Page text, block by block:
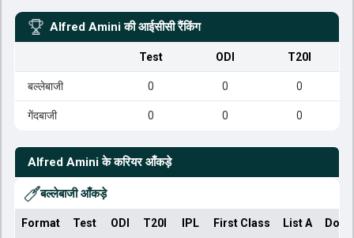
Alfred Amini की आईसीसी रैंकिंग
Test ODI T20I
बल्लेबाजी 0 0 0
गेंदबाजी 0 0 0
Alfred Amini के करियर आँकड़े
बल्लेबाजी आँकड़े
Format Test ODI T20I IPL First Class List A